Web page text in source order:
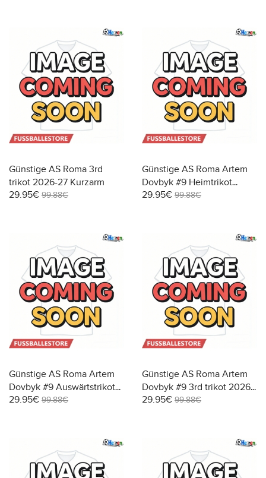
Günstige AS Roma 3rd
trikot 2026-27 Kurzarm
29.95€ 99.88€
Günstige AS Roma Artem
Dovbyk #9 Heimtrikot
2026-27 Kurzarm
29.95€ 99.88€
Günstige AS Roma Artem
Dovbyk #9 Auswärtstrikot
2026-27 Kurzarm
29.95€ 99.88€
Günstige AS Roma Artem
Dovbyk #9 3rd trikot 2026-
27 Kurzarm
29.95€ 99.88€